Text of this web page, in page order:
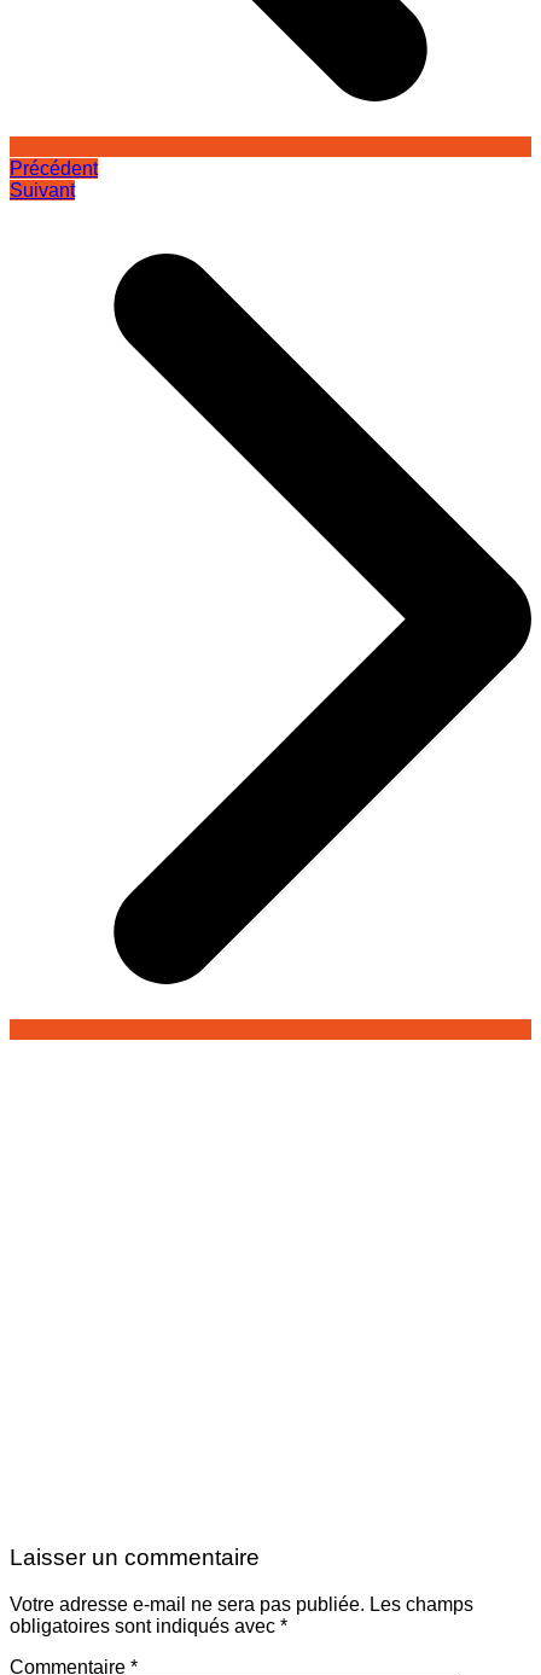
Précédent
Suivant
Laisser un commentaire
Votre adresse e-mail ne sera pas publiée. Les champs
obligatoires sont indiqués avec *
Commentaire *